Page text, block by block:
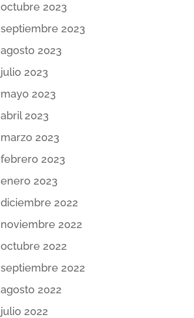
octubre 2023
septiembre 2023
agosto 2023
julio 2023
mayo 2023
abril 2023
marzo 2023
febrero 2023
enero 2023
diciembre 2022
noviembre 2022
octubre 2022
septiembre 2022
agosto 2022
julio 2022